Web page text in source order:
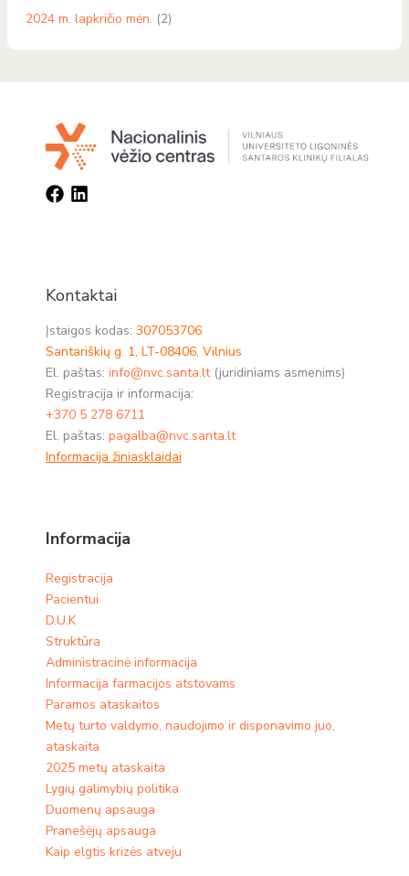
2024 m. lapkričio mėn. (2)
Kontaktai
Įstaigos kodas: 307053706
Santariškių g. 1, LT-08406, Vilnius
El. paštas: info@nvc.santa.lt(juridiniams asmenims)
Registracija ir informacija:
+370 5 278 6711
El. paštas: pagalba@nvc.santa.lt
Informacija žiniasklaidai
Informacija
Registracija
Pacientui
D.U.K
Struktūra
Administracinė informacija
Informacija farmacijos atstovams
Paramos ataskaitos
Metų turto valdymo, naudojimo ir disponavimo juo,
ataskaita
2025 metų ataskaita
Lygių galimybių politika
Duomenų apsauga
Pranešėjų apsauga
Kaip elgtis krizės atveju